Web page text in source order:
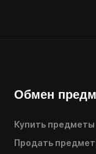
Обмен
Купить предметы
Продать